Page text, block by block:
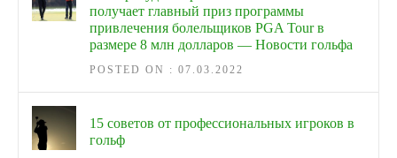
получает главный приз программы
привлечения болельщиков PGA Tour в
размере 8 млн долларов — Новости гольфа
POSTED ON : 07.03.2022
15 советов от профессиональных игроков в
гольф